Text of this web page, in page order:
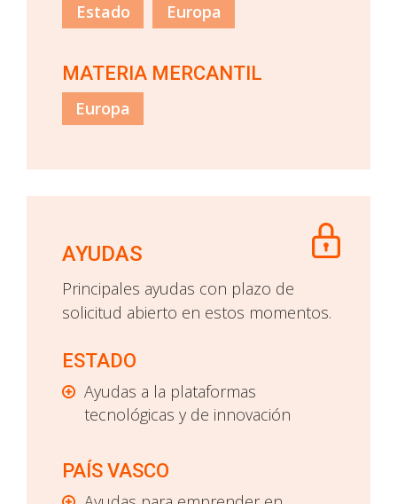
Estado Europa
MATERIA MERCANTIL
Europa
AYUDAS
Principales ayudas con plazo de
solicitud abierto en estos momentos.
ESTADO
Ayudas a la plataformas
tecnológicas y de innovación
PAÍS VASCO